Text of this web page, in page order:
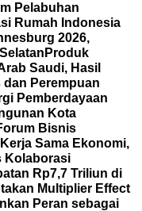
Pelabuhan
Rumah Indonesia
2026,
Produk
Saudi, Hasil
Perempuan
Pemberdayaan
Kota
Bisnis
Sama Ekonomi,
Kolaborasi
Rp7,7 Triliun di
Multiplier Effect
Peran sebagai